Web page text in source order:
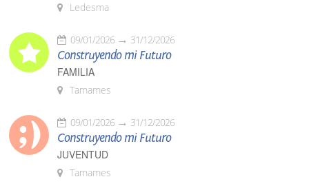
Ledesma
09/01/2026 31/12/2026
Construyendo mi Futuro
FAMILIA
Tamames
09/01/2026 31/12/2026
Construyendo mi Futuro
JUVENTUD
Tamames